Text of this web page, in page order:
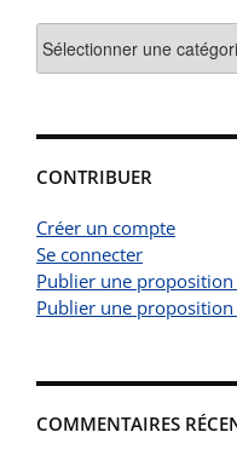
CONTRIBUER
Créer un compte
Se connecter
Publier une
Publier une
COMMENTAIRES